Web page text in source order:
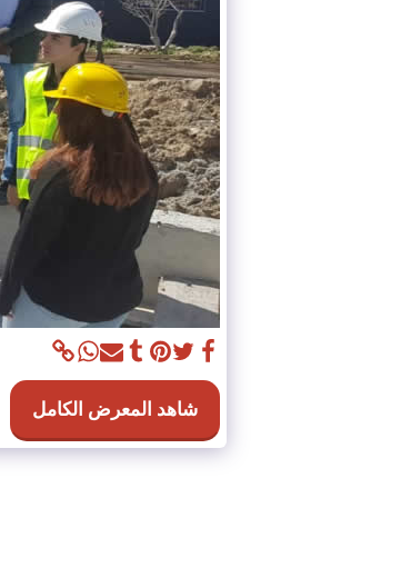
شاهد المعرض الكامل